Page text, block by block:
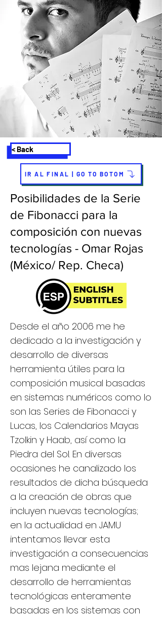
< Back
IR AL FINAL | GO TO BOTOM
Posibilidades de la Serie
de Fibonacci para la
composición con nuevas
tecnologías - Omar Rojas
(México/ Rep. Checa)
Desde el año 2006 me he
dedicado a la investigación y
desarrollo de diversas
herramienta útiles para la
composición musical basadas
en sistemas numéricos como lo
son las Series de Fibonacci y
Lucas, los Calendarios Mayas
Tzolkin y Haab, así como la
Piedra del Sol. En diversas
ocasiones he canalizado los
resultados de dicha búsqueda
a la creación de obras que
incluyen nuevas tecnologías;
en la actualidad en JAMU
intentamos llevar esta
investigación a consecuencias
mas lejana mediante el
desarrollo de herramientas
tecnológicas enteramente
basadas en los sistemas con